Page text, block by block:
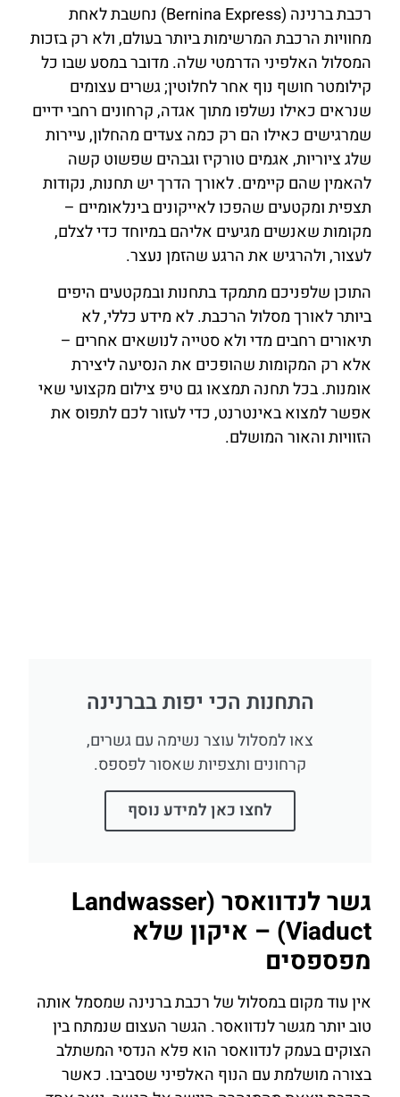
רכבת ברנינה (Bernina Express) נחשבת לאחת
מחוויות הרכבת המרשימות ביותר בעולם, ולא רק בזכות
המסלול האלפיני הדרמטי שלה. מדובר במסע שבו כל
קילומטר חושף נוף אחר לחלוטין; גשרים עצומים
שנראים כאילו נשלפו מתוך אגדה, קרחונים רחבי ידיים
שמרגישים כאילו הם רק כמה צעדים מהחלון, עיירות
שלג ציוריות, אגמים טורקיז וגבהים שפשוט קשה
להאמין שהם קיימים. לאורך הדרך יש תחנות, נקודות
תצפית ומקטעים שהפכו לאייקונים בינלאומיים –
מקומות שאנשים מגיעים אליהם במיוחד כדי לצלם,
לעצור, ולהרגיש את הרגע שהזמן נעצר.
התוכן שלפניכם מתמקד בתחנות ובמקטעים היפים
ביותר לאורך מסלול הרכבת. לא מידע כללי, לא
תיאורים רחבים מדי ולא סטייה לנושאים אחרים –
אלא רק המקומות שהופכים את הנסיעה ליצירת
אומנות. בכל תחנה תמצאו גם טיפ צילום מקצועי שאי
אפשר למצוא באינטרנט, כדי לעזור לכם לתפוס את
הזוויות והאור המושלם.
התחנות הכי יפות בברנינה
צאו למסלול עוצר נשימה עם גשרים,
קרחונים ותצפיות שאסור לפספס.
לחצו כאן למידע נוסף
גשר לנדוואסר (Landwasser
Viaduct) – איקון שלא
מפספסים
אין עוד מקום במסלול של רכבת ברנינה שמסמל אותה
טוב יותר מגשר לנדוואסר. הגשר העצום שנמתח בין
הצוקים בעמק לנדוואסר הוא פלא הנדסי המשתלב
בצורה מושלמת עם הנוף האלפיני שסביבו. כאשר